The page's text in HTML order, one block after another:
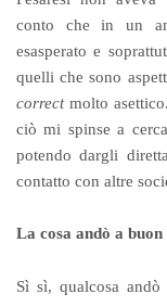
conto che in un
esasperato e
quelli che sono
correctmolto
ciò mi spinse a
potendo dargli
contatto con altre
La cosa andò a buon
Sì sì, qualcosa